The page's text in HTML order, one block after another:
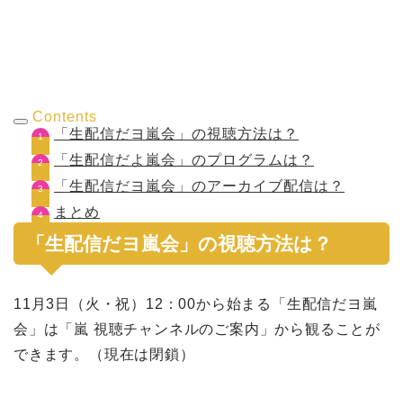
Contents
「生配信だヨ嵐会」の視聴方法は？
「生配信だよ嵐会」のプログラムは？
「生配信だヨ嵐会」のアーカイブ配信は？
まとめ
「生配信だヨ嵐会」の視聴方法は？
11月3日（火・祝）12：00から始まる「生配信だヨ嵐
会」は「嵐 視聴チャンネルのご案内」から観ることが
できます。（現在は閉鎖）